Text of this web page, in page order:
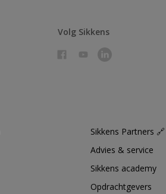
Volg Sikkens
Sikkens Partners 🔗
Advies & service
Sikkens academy
Opdrachtgevers